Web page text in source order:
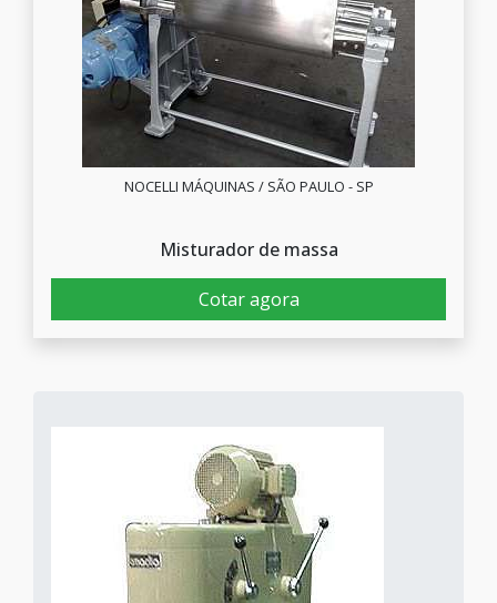
NOCELLI MÁQUINAS / SÃO PAULO - SP
Misturador de massa
Cotar agora